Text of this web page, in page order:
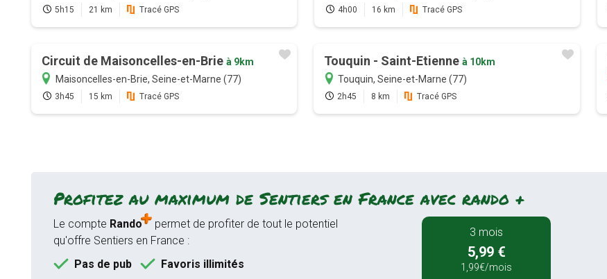
5h15 21 km Tracé GPS 4h00 16 km Tracé GPS
Circuit de Maisoncelles-en-Brie à 9km
Maisoncelles-en-Brie, Seine-et-Marne (77)
3h45 15 km Tracé GPS
Touquin - Saint-Etienneà 10km
Touquin, Seine-et-Marne (77)
2h45 8 km Tracé GPS
Profitez au maximum de Sentiers en France avec rando +
Le compte Rando
permet de profiter de tout le potentiel
qu'offre Sentiers en France :
Pas de pub
Favoris illimités
3 mois
5,99 €
1,99€/mois